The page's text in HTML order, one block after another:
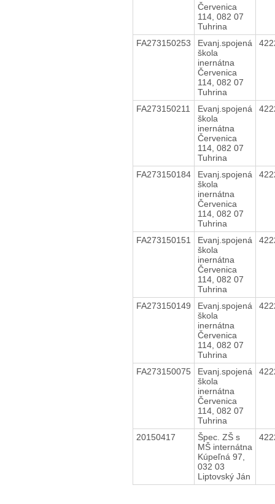
Červenica
114, 082 07
Tuhrina
FA273150253
Evanj.spojená
škola
inernátna
Červenica
114, 082 07
Tuhrina
FA273150211
Evanj.spojená
škola
inernátna
Červenica
114, 082 07
Tuhrina
FA273150184
Evanj.spojená
škola
inernátna
Červenica
114, 082 07
Tuhrina
FA273150151
Evanj.spojená
škola
inernátna
Červenica
114, 082 07
Tuhrina
FA273150149
Evanj.spojená
škola
inernátna
Červenica
114, 082 07
Tuhrina
FA273150075
Evanj.spojená
škola
inernátna
Červenica
114, 082 07
Tuhrina
20150417
Špec. ZŠ s
MŠ internátna
Kúpeľná 97,
032 03
Liptovský Ján